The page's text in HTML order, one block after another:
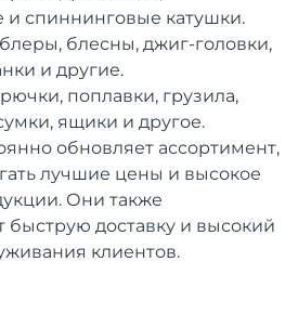
и спиннинговые катушки.
блесны, джиг-головки,
и другие.
поплавки, грузила,
ящики и другое.
обновляет ассортимент,
лучшие цены и высокое
Они также
быструю доставку и высокий
клиентов.